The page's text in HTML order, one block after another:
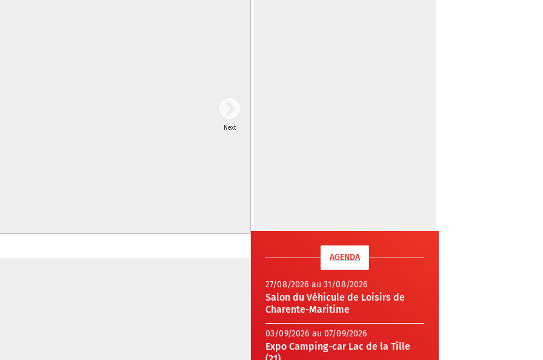
Next
AGENDA
27/08/2026 au 31/08/2026
Salon du Véhicule de Loisirs de
Charente-Maritime
03/09/2026 au 07/09/2026
Expo Camping-car Lac de la Tille